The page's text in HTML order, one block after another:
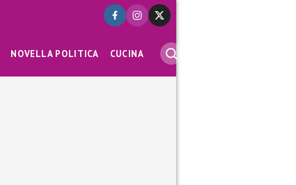
NOVELLA POLITICA CUCINA